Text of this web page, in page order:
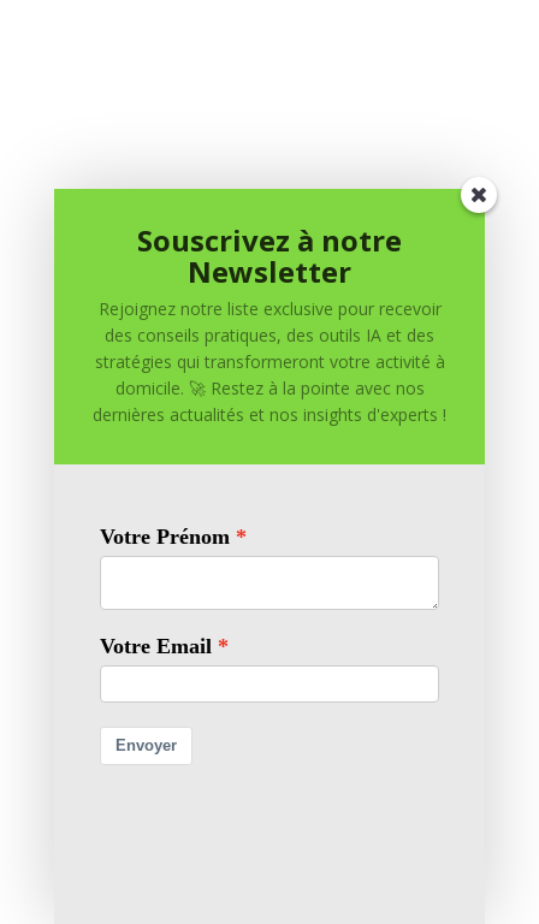
Soumettre un commentaire
Votre adresse e-mail ne sera pas publiée. Les champs
obligatoires sont indiqués avec*
Souscrivez à notre
Newsletter
Rejoignez notre liste exclusive pour recevoir
des conseils pratiques, des outils IA et des
stratégies qui transformeront votre activité à
domicile. 🚀 Restez à la pointe avec nos
dernières actualités et nos insights d'experts !